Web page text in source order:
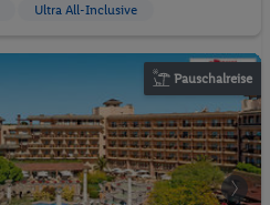
Ultra All-Inclusive
Pauschalreise